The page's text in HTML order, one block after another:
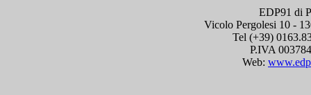
EDP91 di
Vicolo Pergolesi 10 -
Tel (+39)
P.IVA
Web: